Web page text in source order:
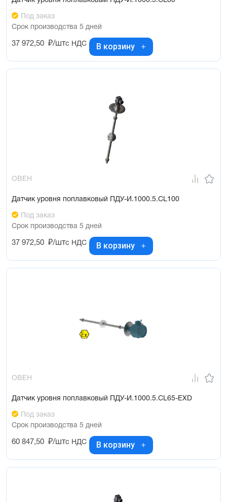
Под заказ
Срок производства 5 дней
37 972,50 ₽/штс НДС В корзину
ОВЕН
Датчик уровня поплавковый ПДУ-И.1000.5.СL100
Под заказ
Срок производства 5 дней
37 972,50 ₽/штс НДС В корзину
ОВЕН
Датчик уровня поплавковый ПДУ-И.1000.5.СL65-ЕХD
Под заказ
Срок производства 5 дней
60 847,50 ₽/штс НДС В корзину